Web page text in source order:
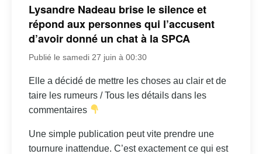
Lysandre Nadeau brise le silence et
répond aux personnes qui l’accusent
d’avoir donné un chat à la SPCA
Publié le samedi 27 juin à 00:30
Elle a décidé de mettre les choses au clair et de
taire les rumeurs / Tous les détails dans les
commentaires
Une simple publication peut vite prendre une
tournure inattendue. C’est exactement ce qui est